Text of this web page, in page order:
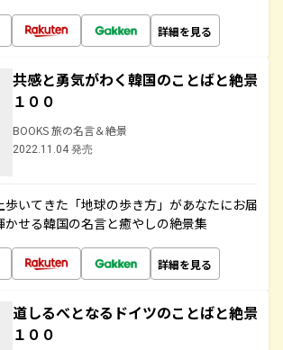
詳細を見る
共感と勇気がわく韓国のことばと絶景
１００
BOOKS 旅の名言＆絶景
2022.11.04 発売
いてきた「地球の歩き方」があなたにお届
かせる韓国の名言と癒やしの絶景集
詳細を見る
道しるべとなるドイツのことばと絶景
１００